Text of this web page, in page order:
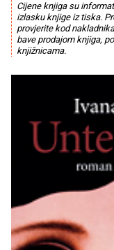
Cijene knjiga su
izlasku knjige iz tiska.
provjerite kod
bave prodajom knjiga,
knjižnicama.